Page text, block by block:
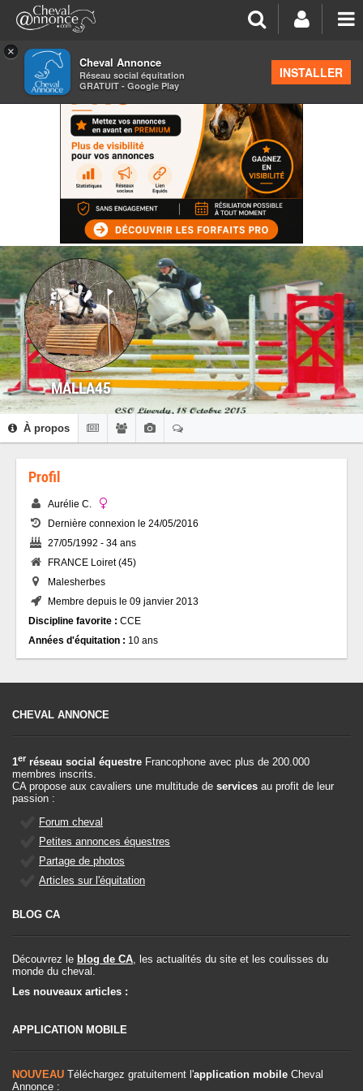
×
Cheval Annonce
Réseau social équitation
GRATUIT - Google Play
INSTALLER
MALLA45
À propos
Profil
Aurélie C.
Dernière connexion le 24/05/2016
27/05/1992 - 34 ans
FRANCE Loiret (45)
Malesherbes
Membre depuis le 09 janvier 2013
Discipline favorite : CCE
Années d'équitation : 10 ans
CHEVAL ANNONCE
1er réseau social équestre Francophone avec plus de 200.000
membres inscrits.
CA propose aux cavaliers une multitude de services au profit de leur
passion :
Forum cheval
Petites annonces équestres
Partage de photos
Articles sur l'équitation
BLOG CA
Découvrez le blog de CA, les actualités du site et les coulisses du
monde du cheval.
Les nouveaux articles :
APPLICATION MOBILE
NOUVEAU Téléchargez gratuitement l'application mobile Cheval
Annonce :